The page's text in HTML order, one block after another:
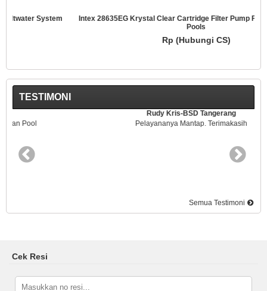
Intex 28635EG Krystal Clear Cartridge Filter Pump For Above Ground
Rp (Hubungi CS)
TESTIMONI
Rudy Kris-BSD Tangerang
Pelayananya Mantap. Terimakasih
Semua Testimoni
Cek Resi